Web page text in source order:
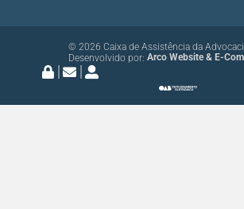
© 2026 Caixa de Assistência da
Desenvolvido por: Arco Website & E-